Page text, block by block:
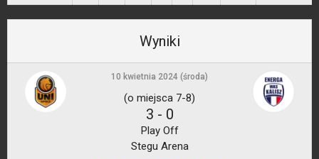
Wyniki
10 kwietnia 2024 (środa)
(o miejsca 7-8)
3 - 0
Play Off
Stegu Arena